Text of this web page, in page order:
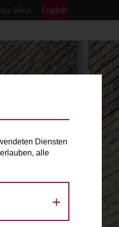
Wien English
Diensten
alle